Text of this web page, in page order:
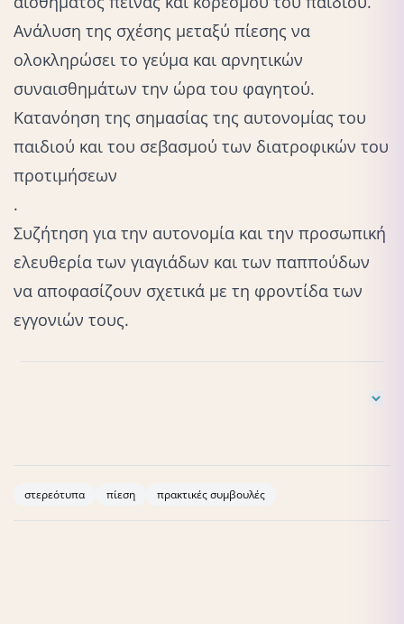
Ανάλυση της σχέσης μεταξύ πίεσης να
ολοκληρώσει το γεύμα και αρνητικών
συναισθημάτων την ώρα του φαγητού.
Κατανόηση της σημασίας της αυτονομίας του
παιδιού και του σεβασμού των διατροφικών του
προτιμήσεων
.
Συζήτηση για την αυτονομία και την προσωπική
ελευθερία των γιαγιάδων και των παππούδων
να αποφασίζουν σχετικά με τη φροντίδα των
εγγονιών τους.
in the first years of life. Proceedings of the Nutrition
Galloway, A. T., et al. (2006). “Parental pressure, dietary
patterns, and weight status among girls.” Obesity, 14(6),
στερεότυπα πίεση πρακτικές συμβουλές